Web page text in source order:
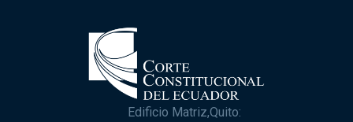
Edificio Matriz,Quito: